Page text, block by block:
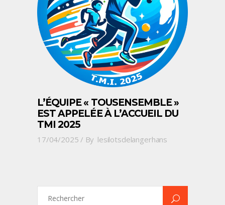
L’ÉQUIPE « TOUSENSEMBLE »
EST APPELÉE À L’ACCUEIL DU
TMI 2025
17/04/2025 By lesilotsdelangerhans